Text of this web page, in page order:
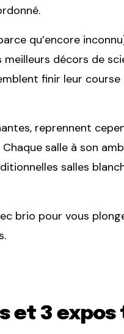
qu’encore
meilleurs décors de
finir leur
reprennent
salle à son
salles
brio pour vous
et 3